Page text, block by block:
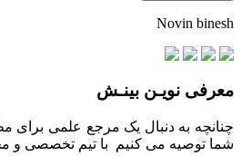
Novin binesh
معرفی نویـن بینـش
چنانچه به دنبال یک مرجع علمی برای
شما توصیه می کنیم با تیم تخصصی و